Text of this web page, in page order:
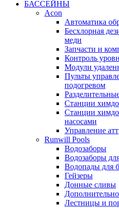
БАССЕЙНЫ
Acon
Автоматика
Беcхлорная
меди
Запчасти и
Контроль
Модули
Пульты
подогревом
Станции
Станции
насосами
Управление
Runwill Pools
Водозаборы
Водозаборы
Водопады для
Гейзеры
Донные сливы
Лестницы и